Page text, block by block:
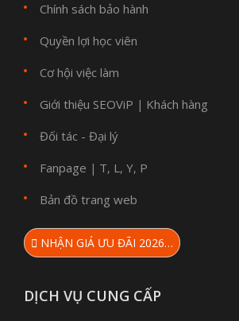
Chính sách bảo hành
Quyền lợi học viên
Cơ hội việc làm
Giới thiệu SEOViP | Khách hàng
Đối tác - Đại lý
Fanpage | T, L, Y, P
Bản đồ trang web
NHẬN GIÁ ƯU ĐÃI 2026…
DỊCH VỤ CUNG CẤP